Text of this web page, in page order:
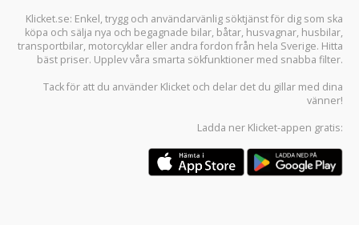
Klicket.se: Enkel, trygg och användarvänlig söktjänst för dig som ska
köpa och sälja nya och begagnade bilar, båtar, husvagnar, husbilar,
transportbilar, motorcyklar eller andra fordon från hela Sverige. Hitta
bäst priser. Upplev våra smarta sökfunktioner med snabba filter.
Tack för att du använder Klicket och delar det du gillar med dina
vänner!
Ladda ner Klicket-appen gratis: